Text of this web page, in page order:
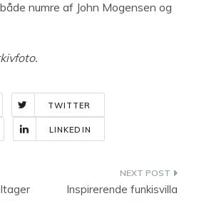
numre af John Mogensen og
TWITTER
LINKEDIN
Inspirerende funkisvilla